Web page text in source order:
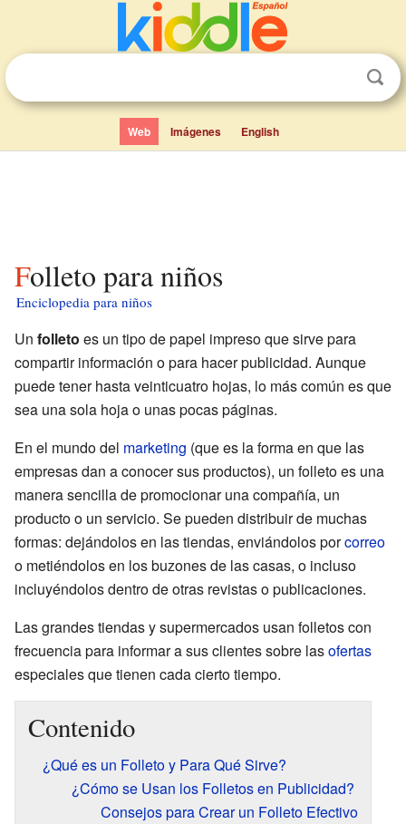
Web Imágenes English
Folleto para niños
Enciclopedia para niños
Un folleto es un tipo de papel impreso que sirve para
compartir información o para hacer publicidad. Aunque
puede tener hasta veinticuatro hojas, lo más común es que
sea una sola hoja o unas pocas páginas.
En el mundo del marketing (que es la forma en que las
empresas dan a conocer sus productos), un folleto es una
manera sencilla de promocionar una compañía, un
producto o un servicio. Se pueden distribuir de muchas
formas: dejándolos en las tiendas, enviándolos porcorreo
o metiéndolos en los buzones de las casas, o incluso
incluyéndolos dentro de otras revistas o publicaciones.
Las grandes tiendas y supermercados usan folletos con
frecuencia para informar a sus clientes sobre lasofertas
especiales que tienen cada cierto tiempo.
Contenido
¿Qué es un Folleto y Para Qué Sirve?
¿Cómo se Usan los Folletos en Publicidad?
Consejos para Crear un Folleto Efectivo